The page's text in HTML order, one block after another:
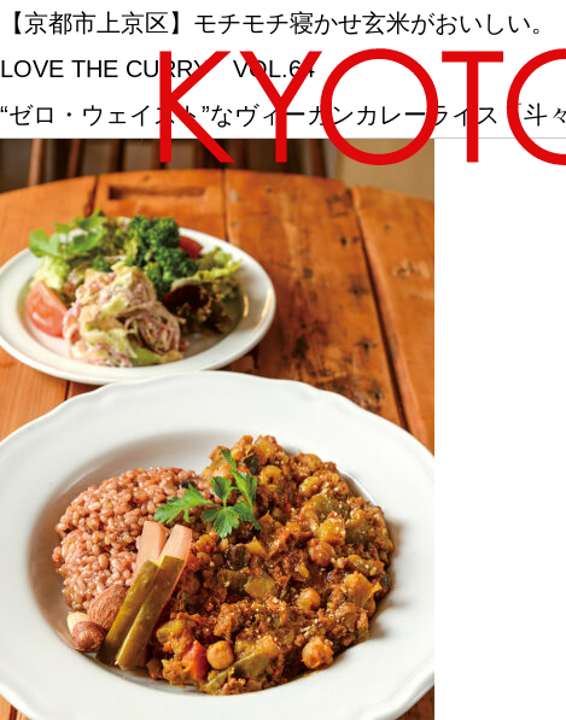
エリアから探す
カテゴリーから探す
SPECIAL
SERIES
【京都市上京区】モチモチ寝かせ玄米がおいしい
LOVE THE CURRY VOL.64
“ゼロ・ウェイスト”なヴィーガンカレーライス「斗